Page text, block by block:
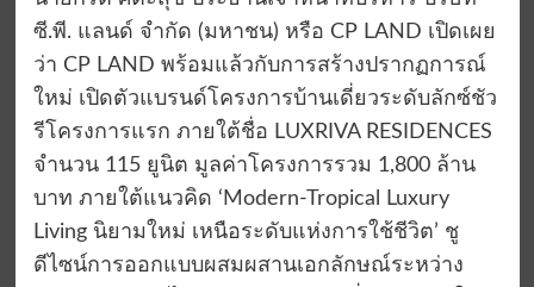
ซี.พี. แลนด์ จำกัด (มหาชน) หรือ CP LAND เปิดเผย
ว่า CP LAND พร้อมแล้วกับการสร้างปรากฏการณ์
ใหม่ เปิดตัวแบรนด์โครงการบ้านเดี่ยวระดับลักซ์ชัว
รีโครงการแรก ภายใต้ชื่อ LUXRIVA RESIDENCES
จำนวน 115 ยูนิต มูลค่าโครงการรวม 1,800 ล้าน
บาท ภายใต้แนวคิด ‘Modern-Tropical Luxury
Living นิยามใหม่ เหนือระดับแห่งการใช้ชีวิต’ ชู
ดีไซน์การออกแบบผสมผสานเอกลักษณ์ระหว่าง